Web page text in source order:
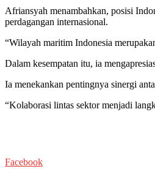
Afriansyah menambahkan, posisi
perdagangan internasional.
“Wilayah maritim Indonesia
Dalam kesempatan itu, ia
Ia menekankan pentingnya sinergi
“Kolaborasi lintas sektor menjadi
Facebook